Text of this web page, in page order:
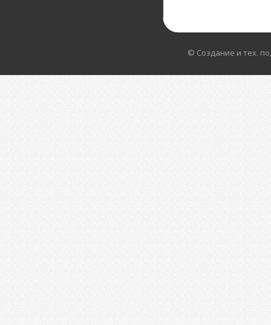
© Создание и тех.